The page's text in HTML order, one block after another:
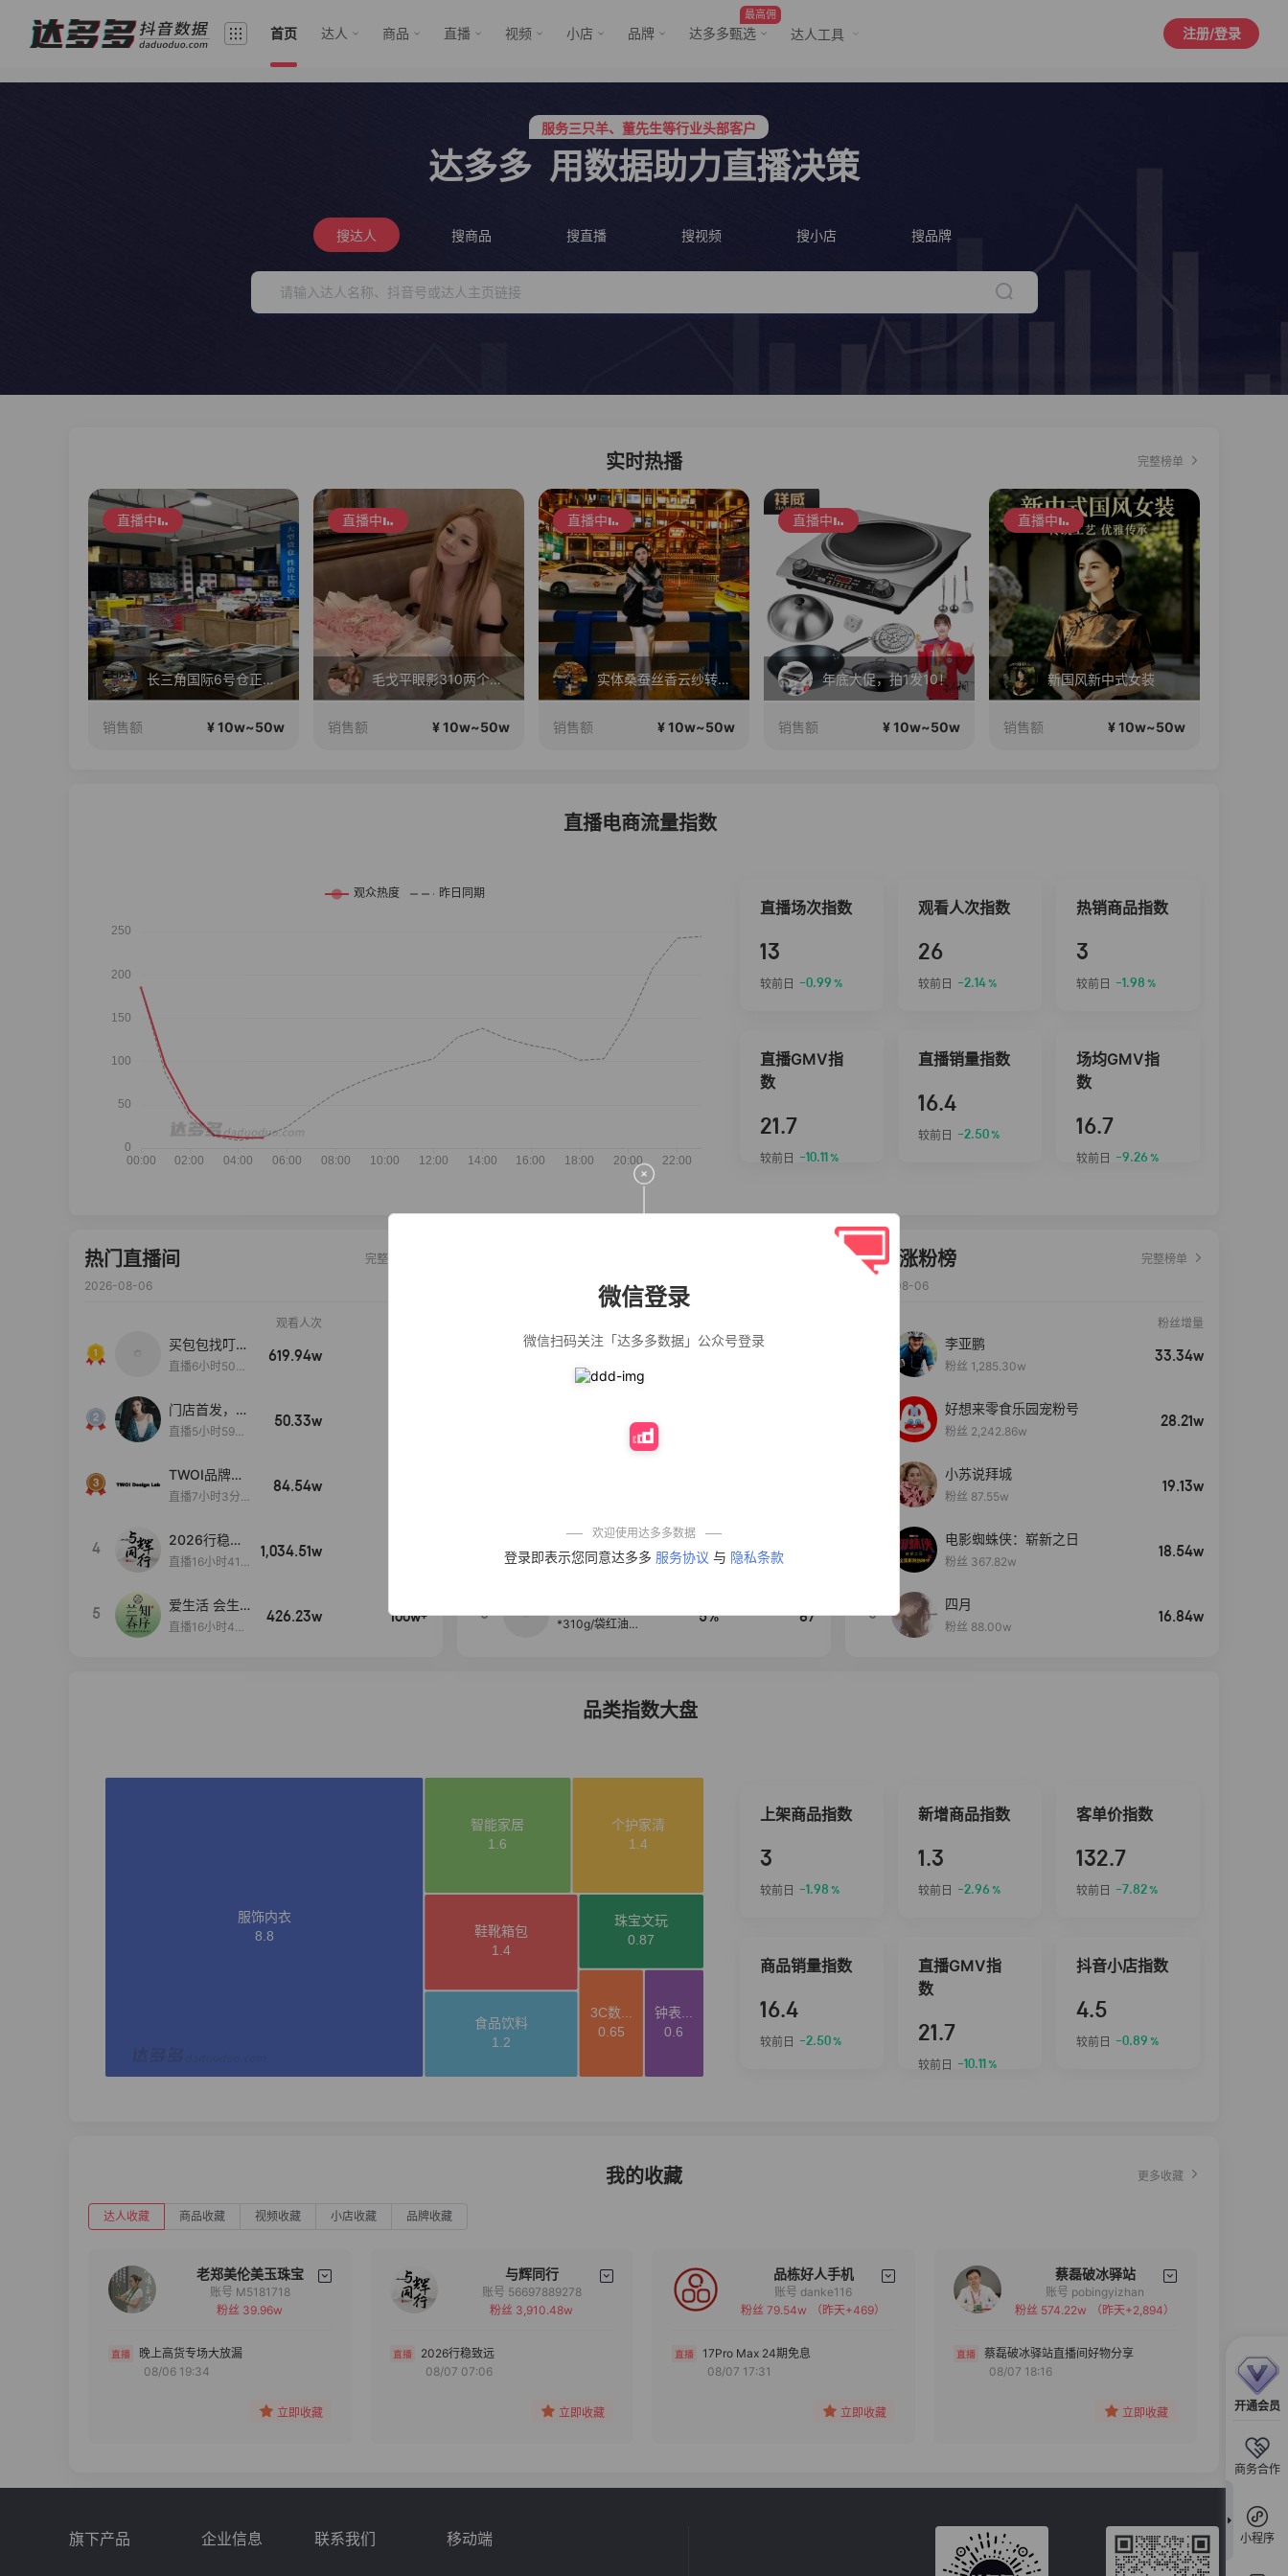
首页 达人 商品 直播 视频 小店 品牌
最高佣
达多多甄选 达人工具 注册/登录
开通会员
商务合作
小程序
微信登录
微信扫码关注「达多多数据」公众号登录
欢迎使用达多多数据
登录即表示您同意达多多 服务协议 与 隐私条款
服务三只羊、董先生等行业头部客户
行业价格屠夫，年卡会员低至798/年
达多多 用数据助力直播决策
搜达人 搜商品 搜直播 搜视频 搜小店 搜品牌
实时热播 完整榜单
直播中
长三角国际6号仓正在直播
销售额 ¥ 10w~50w
直播中
毛戈平眼影310两个正装！
销售额 ¥ 10w~50w
直播中
实体桑蚕丝香云纱转线上
销售额 ¥ 10w~50w
直播中
年底大促，拍1发10！
销售额 ¥ 10w~50w
直播中
新国风新中式女装
销售额 ¥ 10w~50w
直播电商流量指数
直播场次指数
13
较前日 -0.99 %
观看人次指数
26
较前日 -2.14%
热销商品指数
3
较前日 -1.98 %
直播GMV指
数
21.7
较前日 -10.11 %
直播销量指数
16.4
较前日 -2.50%
场均GMV指
数
16.7
较前日 -9.26 %
热门直播间
完整榜单
2026-08-06
观看人次
买包包找叮
当,一折购！
直播6小时50分
619.94w
门店首发，秋
款大上新！！
直播5小时59分
50.33w
TWOI品牌直
播间新款上
直播7小时3分5
84.54w
4
2026行稳致
远
直播16小时41
1,034.51w
5
爱生活 会生
活
直播16小时45
426.23w 100w+
法式气质温柔风
女设计感小众秋
衣粉轻松搓洗去
污渍除菌除螨3倍
巧卡盒卡套
【试吃两包】松
茸红烧酱汁红烧
40%
5
*310g/袋红油麻
5% 87
达人涨粉榜
完整榜单
2026-08-06
粉丝增量
李亚鹏
粉丝 1,285.30w
33.34w
好想来零食乐园宠粉号
粉丝 2,242.86w
28.21w
小苏说拜城
粉丝 87.55w
19.13w
电影蜘蛛侠：崭新之日
粉丝 367.82w
18.54w
5
四月
粉丝 88.00w
16.84w
品类指数大盘
上架商品指数
3
较前日 -1.98 %
新增商品指数
1.3
较前日 -2.96 %
客单价指数
132.7
较前日 -7.82%
商品销量指数
16.4
较前日 -2.50%
直播GMV指
数
21.7
较前日 -10.11 %
抖音小店指数
4.5
较前日 -0.89 %
我的收藏 更多收藏
达人收藏 商品收藏 视频收藏 小店收藏 品牌收藏
老郑美伦美玉珠宝
备注
分组
账号 M5181718
粉丝 39.96w
晚上高货专场大放漏
08/06 19:34
立即收藏
与辉同行
备注
账号 56697889278
粉丝 3,910.48w
2026行稳致远
08/07 07:06
立即收藏
品栋好人手机
备注
分组
账号 danke116
粉丝 79.54w
（昨天+469）
17Pro Max 24期免息
08/07 17:31
立即收藏
蔡磊破冰驿站
备注
分组
账号 pobingyizhan
粉丝 574.22w
（昨天+2,894）
蔡磊破冰驿站直播间好物分享
08/07 18:16
立即收藏
旗下产品 企业信息 联系我们 移动端